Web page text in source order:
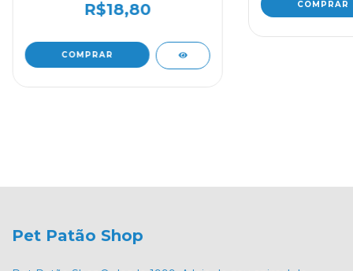
R$18,80
Pet Patão Shop